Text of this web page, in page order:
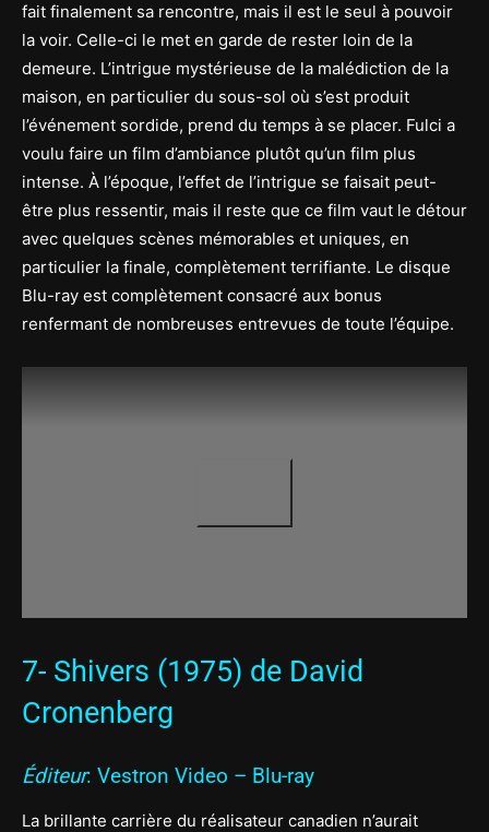
fait finalement sa rencontre, mais il est le seul à pouvoir
la voir. Celle-ci le met en garde de rester loin de la
demeure. L’intrigue mystérieuse de la malédiction de la
maison, en particulier du sous-sol où s’est produit
l’événement sordide, prend du temps à se placer. Fulci a
voulu faire un film d’ambiance plutôt qu’un film plus
intense. À l’époque, l’effet de l’intrigue se faisait peut-
être plus ressentir, mais il reste que ce film vaut le détour
avec quelques scènes mémorables et uniques, en
particulier la finale, complètement terrifiante. Le disque
Blu-ray est complètement consacré aux bonus
renfermant de nombreuses entrevues de toute l’équipe.
7- Shivers (1975) de David
Cronenberg
Éditeur: Vestron Video – Blu-ray
La brillante carrière du réalisateur canadien n’aurait